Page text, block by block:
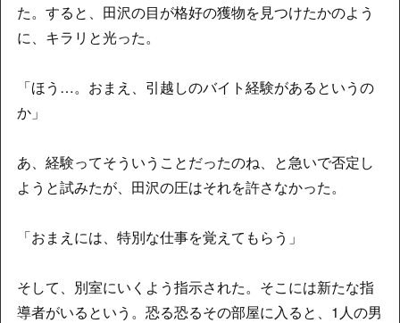
た。すると、田沢の目が格好の獲物を見つけたかのよう
に、キラリと光った。
「ほう…。おまえ、引越しのバイト経験があるというの
か」
あ、経験ってそういうことだったのね、と急いで否定し
ようと試みたが、田沢の圧はそれを許さなかった。
「おまえには、特別な仕事を覚えてもらう」
そして、別室にいくよう指示された。そこには新たな指
導者がいるという。恐る恐るその部屋に入ると、1人の男